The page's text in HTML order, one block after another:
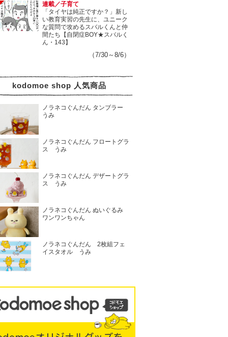
連載／子育て
「タイヤは純正ですか？」新し
い教育実習の先生に、ユニーク
な質問で攻めるスバルくんと仲
間たち【自閉症BOY★スバルく
ん・143】
（7/30～8/6）
kodomoe shop 人気商品
ノラネコぐんだん タンブラー
うみ
ノラネコぐんだん フロートグラ
ス うみ
ノラネコぐんだん デザートグラ
ス うみ
ノラネコぐんだん ぬいぐるみ
ワンワンちゃん
ノラネコぐんだん 2枚組フェ
イスタオル うみ